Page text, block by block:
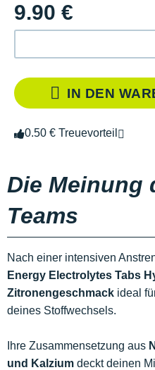
9.90 €
IN DEN
0.50 € Treuevorteil
Die Meinung
Teams
Nach einer intensiven
Energy Electrolytes Tabs
Zitronengeschmack ideal
deines Stoffwechsels.
Ihre Zusammensetzung aus
und Kalzium deckt deinen